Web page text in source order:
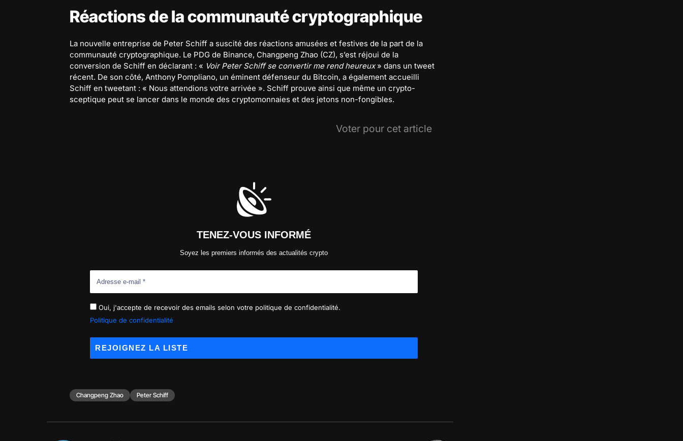
Réactions de la communauté cryptographique
La nouvelle entreprise de Peter Schiff a suscité des réactions amusées et festives de la part de la
communauté cryptographique. Le PDG de Binance, Changpeng Zhao (CZ), s’est réjoui de la
conversion de Schiff en déclarant : « Voir Peter Schiff se convertir me rend heureux» dans un tweet
récent. De son côté, Anthony Pompliano, un éminent défenseur du Bitcoin, a également accueilli
Schiff en tweetant : « Nous attendions votre arrivée ». Schiff prouve ainsi que même un crypto-
sceptique peut se lancer dans le monde des cryptomonnaies et des jetons non-fongibles.
Voter pour cet article
TENEZ-VOUS INFORMÉ
Soyez les premiers informés des actualités crypto
Oui, j'accepte de recevoir des emails selon votre politique de confidentialité.
Politique de confidentialité
Changpeng Zhao Peter Schiff